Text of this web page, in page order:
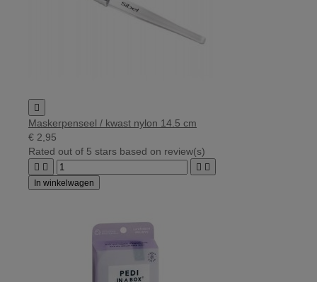

Maskerpenseel / kwast nylon 14.5 cm
€ 2,95
Rated out of 5 stars based on review(s)
   
In winkelwagen